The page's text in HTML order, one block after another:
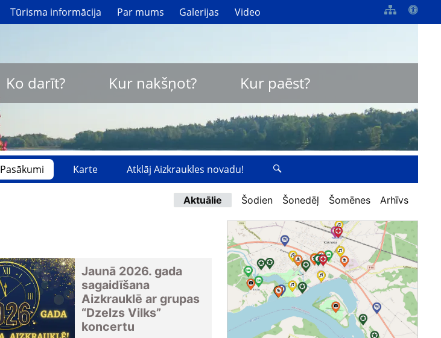
Tūrisma informācija Par mums Galerijas Video
Ko darīt? Kur nakšņot? Kur paēst?
Pasākumi Karte Atklāj Aizkraukles novadu!
Aktuālie Šodien Šonedēļ Šomēnes Arhīvs
Jaunā 2026. gada
sagaidīšana
Aizkrauklē ar grupas
“Dzelzs Vilks”
koncertu